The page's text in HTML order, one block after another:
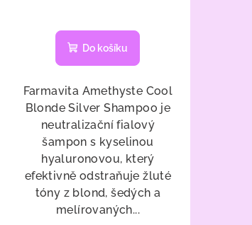
Do košíku
Farmavita Amethyste Cool
Blonde Silver Shampoo je
neutralizační fialový
šampon s kyselinou
hyaluronovou, který
efektivně odstraňuje žluté
tóny z blond, šedých a
melírovaných...